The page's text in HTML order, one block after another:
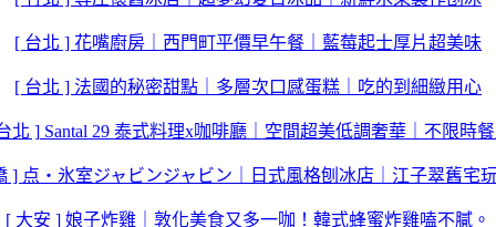
[ 台北 ] 花嘴廚房｜西門町平價早午餐｜藍莓起士厚片超美味
[ 台北 ] 法國的秘密甜點｜多層次口感蛋糕｜吃的到細緻用心
北 ] Santal 29 泰式料理x咖啡廳｜空間超美低調奢華｜不限時
] 点‧氷室ジャビンジャビン｜日式風格刨冰店｜江子翠舊宅
[ 大安 ] 娘子炸雞｜敦化美食又多一咖！韓式蜂蜜炸雞嗑不膩。